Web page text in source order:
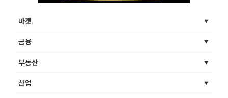
마켓
금융
부동산
산업